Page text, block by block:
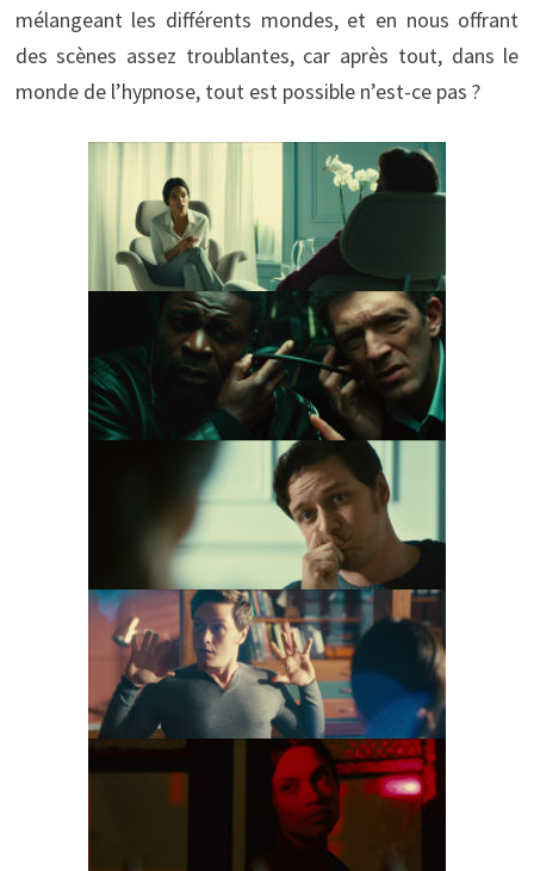
mélangeant les différents mondes, et en nous offrant
des scènes assez troublantes, car après tout, dans le
monde de l’hypnose, tout est possible n’est-ce pas ?